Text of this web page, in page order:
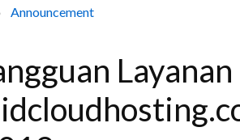
Announcement